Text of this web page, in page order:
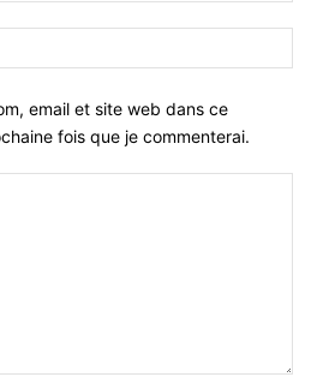
:
email et site web dans ce
fois que je commenterai.